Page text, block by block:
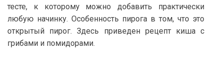
тесте, к которому можно добавить практически
любую начинку. Особенность пирога в том, что это
открытый пирог. Здесь приведен рецепт киша с
грибами и помидорами.